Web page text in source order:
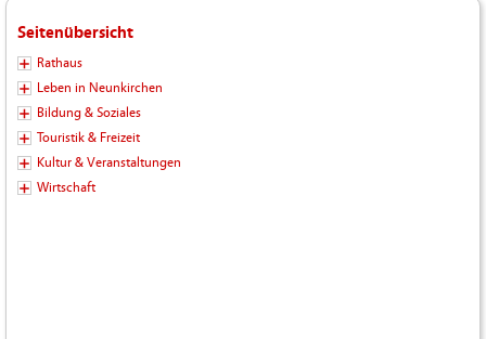
Seitenübersicht
Rathaus
Leben in Neunkirchen
Bildung & Soziales
Touristik & Freizeit
Kultur & Veranstaltungen
Wirtschaft